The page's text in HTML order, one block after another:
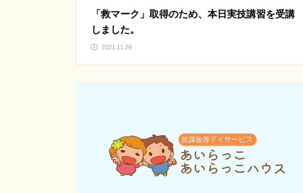
「救マーク」取得のため、本日実技講習を受講
しました。
2021.11.29